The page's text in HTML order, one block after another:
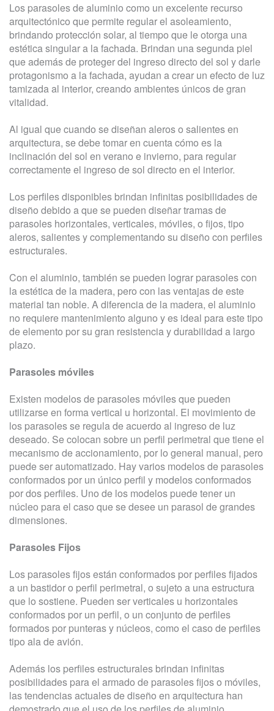
Parasoles
Los parasoles de aluminio como un excelente recurso
arquitectónico que permite regular el asoleamiento,
brindando protección solar, al tiempo que le otorga una
estética singular a la fachada. Brindan una segunda piel
que además de proteger del ingreso directo del sol y darle
protagonismo a la fachada, ayudan a crear un efecto de luz
tamizada al interior, creando ambientes únicos de gran
vitalidad.
Al igual que cuando se diseñan aleros o salientes en
arquitectura, se debe tomar en cuenta cómo es la
inclinación del sol en verano e invierno, para regular
correctamente el ingreso de sol directo en el interior.
Los perfiles disponibles brindan infinitas posibilidades de
diseño debido a que se pueden diseñar tramas de
parasoles horizontales, verticales, móviles, o fijos, tipo
aleros, salientes y complementando su diseño con perfiles
estructurales.
Con el aluminio, también se pueden lograr parasoles con
la estética de la madera, pero con las ventajas de este
material tan noble. A diferencia de la madera, el aluminio
no requiere mantenimiento alguno y es ideal para este tipo
de elemento por su gran resistencia y durabilidad a largo
plazo.
Parasoles móviles
Existen modelos de parasoles móviles que pueden
utilizarse en forma vertical u horizontal. El movimiento de
los parasoles se regula de acuerdo al ingreso de luz
deseado. Se colocan sobre un perfil perimetral que tiene el
mecanismo de accionamiento, por lo general manual, pero
puede ser automatizado. Hay varios modelos de parasoles
conformados por un único perfil y modelos conformados
por dos perfiles. Uno de los modelos puede tener un
núcleo para el caso que se desee un parasol de grandes
dimensiones.
Parasoles Fijos
Los parasoles fijos están conformados por perfiles fijados
a un bastidor o perfil perimetral, o sujeto a una estructura
que lo sostiene. Pueden ser verticales u horizontales
conformados por un perfil, o un conjunto de perfiles
formados por punteras y núcleos, como el caso de perfiles
tipo ala de avión.
Además los perfiles estructurales brindan infinitas
posibilidades para el armado de parasoles fijos o móviles,
las tendencias actuales de diseño en arquitectura han